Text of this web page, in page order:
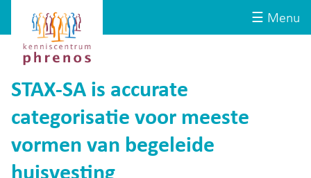
☰ Menu
Kenniscentrum
Phrenos
website
STAX-SA is accurate
categorisatie voor meeste
vormen van begeleide